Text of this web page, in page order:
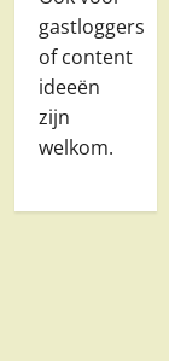
gastloggers
of content
ideeën
zijn
welkom.